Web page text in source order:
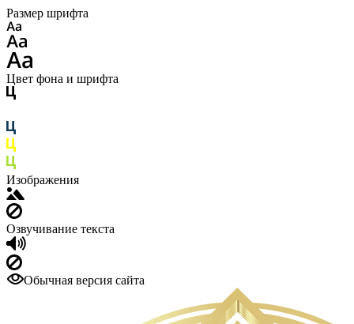
Размер шрифта
Цвет фона и шрифта
Изображения
Озвучивание текста
Обычная версия сайта